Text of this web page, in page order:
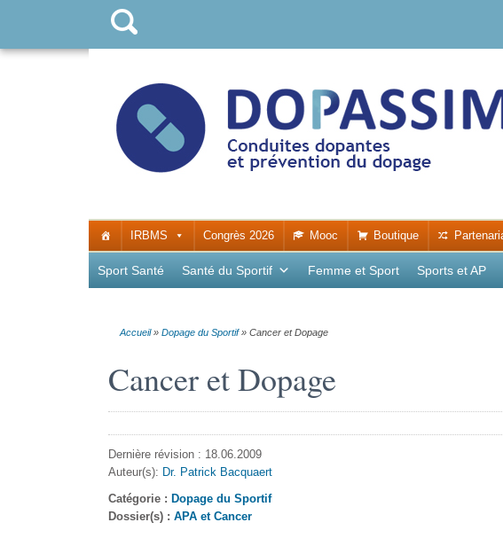
IRBMS Congrès 2026 Mooc Boutique
Sport Santé Santé du Sportif Femme et Sport Sports et AP
Accueil» Dopage du Sportif» Cancer et Dopage
Cancer et Dopage
Dernière révision : 18.06.2009
Auteur(s): Dr. Patrick Bacquaert
Catégorie : Dopage du Sportif
Dossier(s) : APA et Cancer